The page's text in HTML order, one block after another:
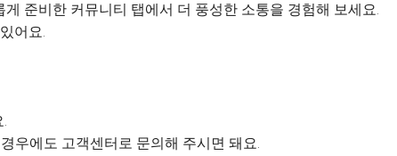
준비한 커뮤니티 탭에서 더 풍성한 소통을 경험해 보세요.
어요.
우에도 고객센터로 문의해 주시면 돼요.